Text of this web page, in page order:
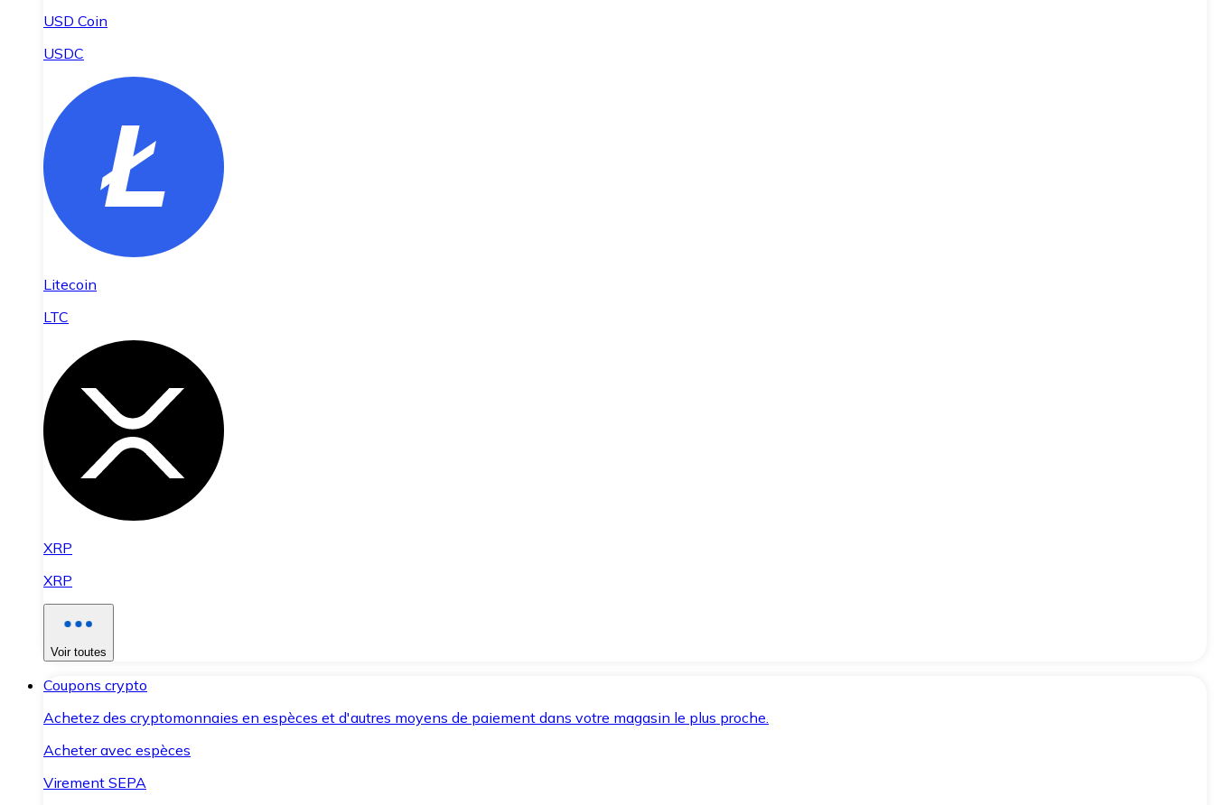
USD Coin
USDC
Litecoin
LTC
XRP
XRP
Voir toutes
Coupons crypto
Achetez des cryptomonnaies en espèces et d'autres moyens de paiement dans votre magasin le plus proche.
Acheter avec espèces
Virement SEPA